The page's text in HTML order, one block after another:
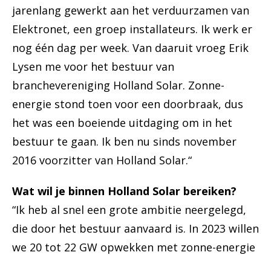
jarenlang gewerkt aan het verduurzamen van
Elektronet, een groep installateurs. Ik werk er
nog één dag per week. Van daaruit vroeg Erik
Lysen me voor het bestuur van
branchevereniging Holland Solar. Zonne-
energie stond toen voor een doorbraak, dus
het was een boeiende uitdaging om in het
bestuur te gaan. Ik ben nu sinds november
2016 voorzitter van Holland Solar.“
Wat wil je binnen Holland Solar bereiken?
“Ik heb al snel een grote ambitie neergelegd,
die door het bestuur aanvaard is. In 2023 willen
we 20 tot 22 GW opwekken met zonne-energie